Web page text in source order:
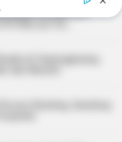
Belum Sesuai HET,
Ribu per Du…